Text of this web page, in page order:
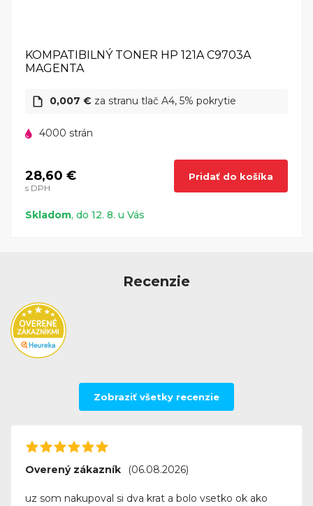
KOMPATIBILNÝ TONER HP 121A C9703A
MAGENTA
0,007 € za stranu tlač A4, 5% pokrytie
4000 strán
28,60 €
s DPH
Pridať do košíka
Skladom, do 12. 8. u Vás
Recenzie
Zobraziť všetky recenzie
Overený zákazník (06.08.2026)
uz som nakupoval si dva krat a bolo vsetko ok ako